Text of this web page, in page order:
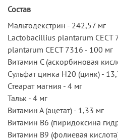
Состав
Мальтодекстрин - 242,57 мг
Lactobacillius plantarum СЕСТ
plantarum СЕСТ 7316 - 100 мг
Витамин С (аскорбиновая
Сульфат цинка Н20 (цинк) -
Стеарат магния - 4 мг
Тальк - 4 мг
Витамин А (ацетат) - 1,33 мг
Витамин В6 (пиридоксина
Витамин В9 (фолиевая